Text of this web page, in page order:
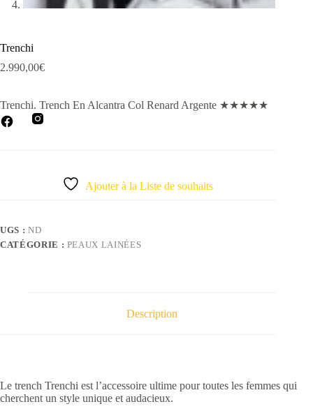
Trenchi
2.990,00€
Trenchi. Trench En Alcantra Col Renard Argente ★★★★★
Ajouter à la Liste de souhaits
UGS : ND
CATÉGORIE : PEAUX LAINÉES
Description
Le trench Trenchi est l’accessoire ultime pour toutes les femmes qui
cherchent un style unique et audacieux.